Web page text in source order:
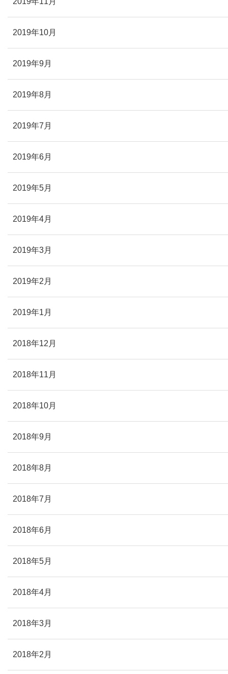
2019年10月
2019年9月
2019年8月
2019年7月
2019年6月
2019年5月
2019年4月
2019年3月
2019年2月
2019年1月
2018年12月
2018年11月
2018年10月
2018年9月
2018年8月
2018年7月
2018年6月
2018年5月
2018年4月
2018年3月
2018年2月